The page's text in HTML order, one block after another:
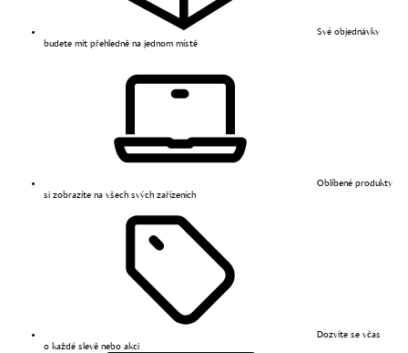
Své objednávky
budete mít přehledně na jednom místě
Oblíbené produkty
si zobrazíte na všech svých zařízeních
Dozvíte se včas
o každé slevě nebo akci